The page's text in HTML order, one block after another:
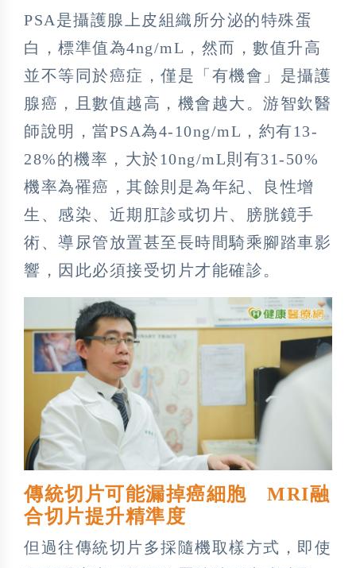
PSA是攝護腺上皮組織所分泌的特殊蛋
白，標準值為4ng/mL，然而，數值升高
並不等同於癌症，僅是「有機會」是攝護
腺癌，且數值越高，機會越大。游智欽醫
師說明，當PSA為4-10ng/mL，約有13-
28%的機率，大於10ng/mL則有31-50%
機率為罹癌，其餘則是為年紀、良性增
生、感染、近期肛診或切片、膀胱鏡手
術、導尿管放置甚至長時間騎乘腳踏車影
響，因此必須接受切片才能確診。
傳統切片可能漏掉癌細胞 MRI融
合切片提升精準度
但過往傳統切片多採隨機取樣方式，即使